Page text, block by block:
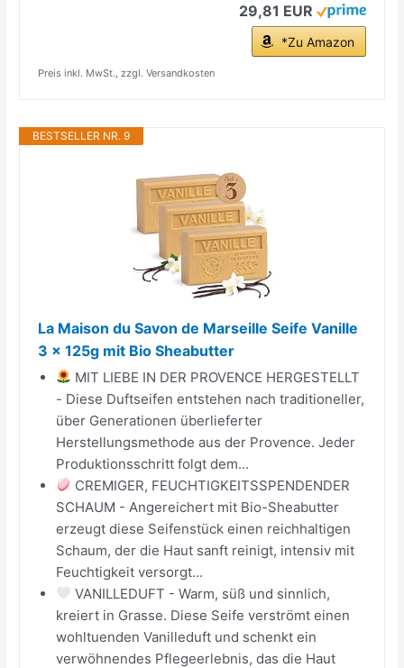
29,81 EUR
*Zu Amazon
Preis inkl. MwSt., zzgl. Versandkosten
BESTSELLER NR. 9
La Maison du Savon de Marseille Seife Vanille
3 x 125g mit Bio Sheabutter
MIT LIEBE IN DER PROVENCE HERGESTELLT
- Diese Duftseifen entstehen nach traditioneller,
über Generationen überlieferter
Herstellungsmethode aus der Provence. Jeder
Produktionsschritt folgt dem...
CREMIGER, FEUCHTIGKEITSSPENDENDER
SCHAUM - Angereichert mit Bio-Sheabutter
erzeugt diese Seifenstück einen reichhaltigen
Schaum, der die Haut sanft reinigt, intensiv mit
Feuchtigkeit versorgt...
VANILLEDUFT - Warm, süß und sinnlich,
kreiert in Grasse. Diese Seife verströmt einen
wohltuenden Vanilleduft und schenkt ein
verwöhnendes Pflegeerlebnis, das die Haut